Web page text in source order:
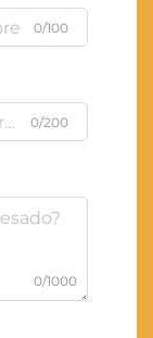
0/100
0/200
0/1000